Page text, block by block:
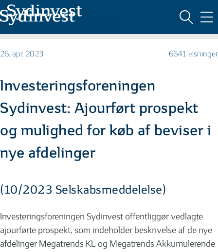
MARKEDSFØRINGSMATERIALE
26. apr. 2023 6641 visninger
Investeringsforeningen
Sydinvest: Ajourført prospekt
og mulighed for køb af beviser i
nye afdelinger
(10/2023 Selskabsmeddelelse)
Investeringsforeningen Sydinvest offentliggør vedlagte
ajourførte prospekt, som indeholder beskrivelse af de nye
afdelinger Megatrends KL og Megatrends Akkumulerende